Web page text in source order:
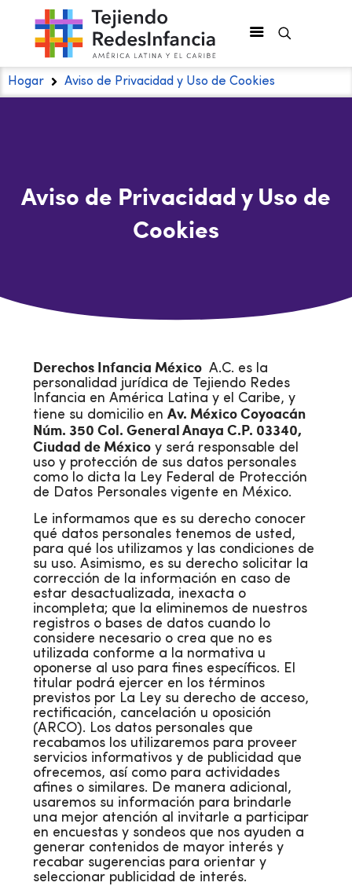
Hogar Aviso de Privacidad y Uso de Cookies
Aviso de Privacidad y Uso de
Cookies
Derechos Infancia México A.C. es la
personalidad jurídica de Tejiendo Redes
Infancia en América Latina y el Caribe, y
tiene su domicilio enAv. México Coyoacán
Núm. 350 Col. General Anaya C.P. 03340,
Ciudad de México y será responsable del
uso y protección de sus datos personales
como lo dicta la Ley Federal de Protección
de Datos Personales vigente en México.
Le informamos que es su derecho conocer
qué datos personales tenemos de usted,
para qué los utilizamos y las condiciones de
su uso. Asimismo, es su derecho solicitar la
corrección de la información en caso de
estar desactualizada, inexacta o
incompleta; que la eliminemos de nuestros
registros o bases de datos cuando lo
considere necesario o crea que no es
utilizada conforme a la normativa u
oponerse al uso para fines específicos. El
titular podrá ejercer en los términos
previstos por La Ley su derecho de acceso,
recti­ficación, cancelación u oposición
(ARCO). Los datos personales que
recabamos los utilizaremos para proveer
servicios informativos y de publicidad que
ofrecemos, así como para actividades
afines o similares. De manera adicional,
usaremos su información para brindarle
una mejor atención al invitarle a participar
en encuestas y sondeos que nos ayuden a
generar contenidos de mayor interés y
recabar sugerencias para orientar y
seleccionar publicidad de interés.